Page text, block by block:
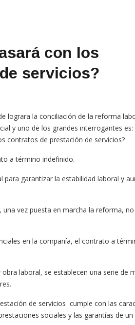
con los
servicios?
lograra la conciliación de la reforma
y uno de los grandes interrogantes es:
contratos de prestación de servicios?
a término indefinido.
garantizar la estabilidad laboral y
vez puesta en marcha la reforma,
en la compañía, el contrato a
laboral, se establecen una serie de
de servicios cumple con las
sociales y las garantías de